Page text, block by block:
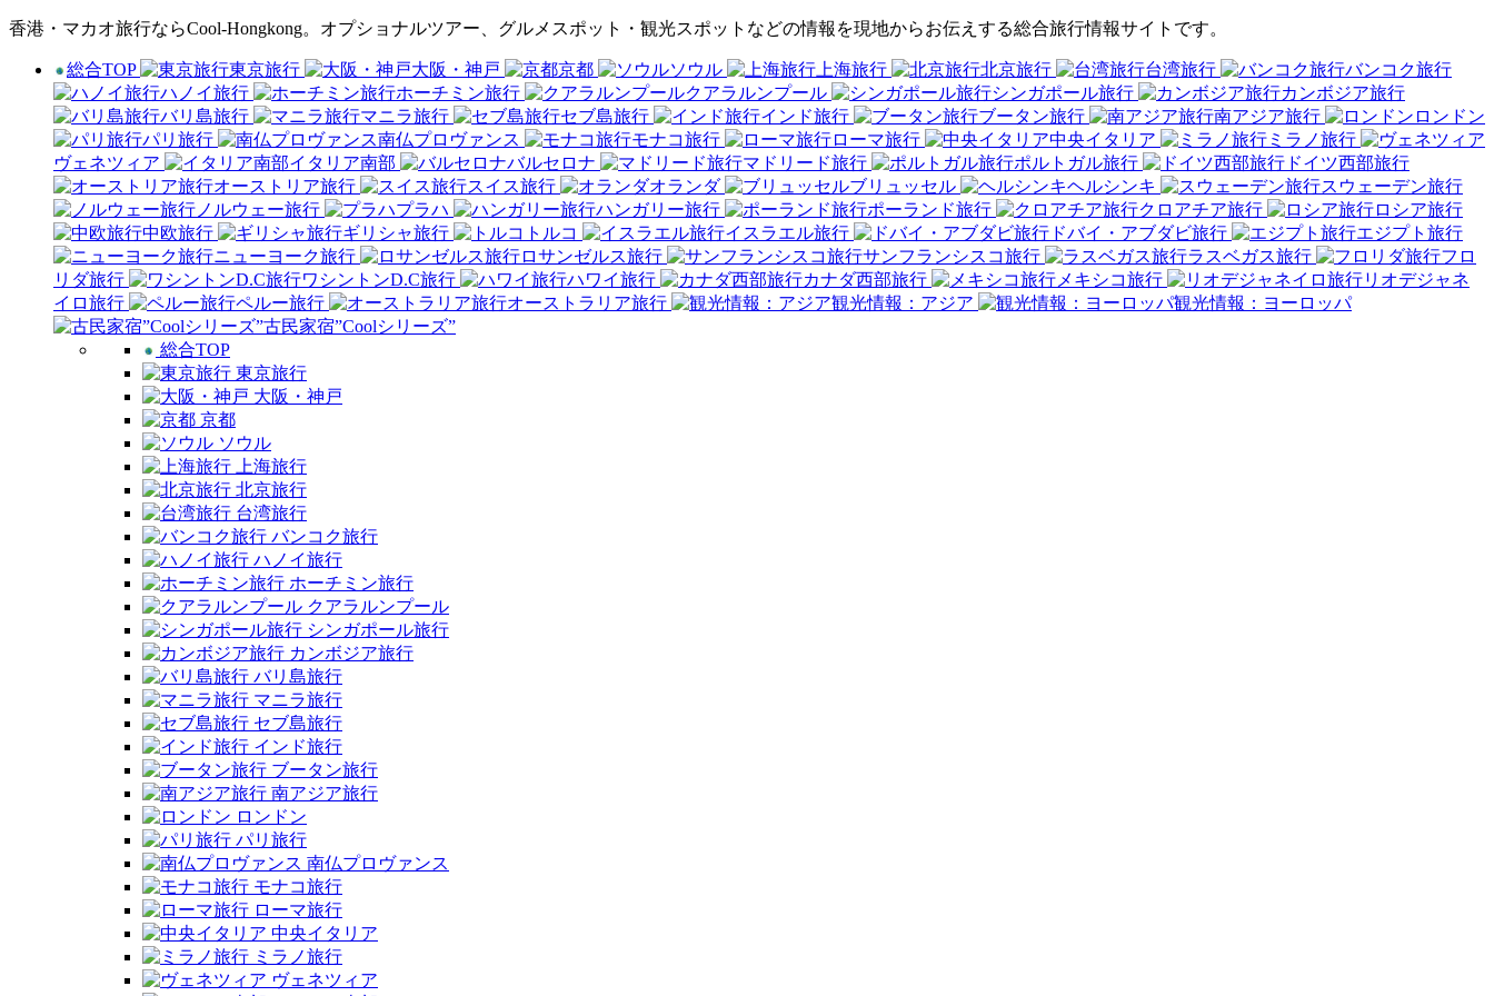
香港・マカオ旅行ならCool-Hongkong。オプショナルツアー、グルメスポット・観光スポットなどの情報を現地からお伝えする総合旅行情報サイトです。
総合TOP 東京旅行 大阪・神戸 京都 ソウル 上海旅行 北京旅行 台湾旅行
バンコク旅行
ハノイ旅行
ホーチミン旅行 クアラルンプール シンガポール旅行
カンボジア旅行
バリ島旅行
マニラ旅行 セブ島旅行 インド旅行 ブータン旅行 南アジア旅行
ロンドン
パリ旅行
南仏プロヴァンス モナコ旅行 ローマ旅行 中央イタリア
ミラノ旅行
ヴェネツィア
イタリア南部 バルセロナ マドリード旅行 ポルトガル旅行
ドイツ西部旅行
オーストリア旅行
スイス旅行 オランダ ブリュッセル ヘルシンキ
スウェーデン旅行
ノルウェー旅行
プラハ ハンガリー旅行 ポーランド旅行 クロアチア旅行
ロシア旅行
中欧旅行
ギリシャ旅行 トルコ イスラエル旅行 ドバイ・アブダビ旅行
エジプト旅行
ニューヨーク旅行
ロサンゼルス旅行 サンフランシスコ旅行 ラスベガス旅行
フロ
リダ旅行
ワシントンD.C旅行 ハワイ旅行 カナダ西部旅行 メキシコ旅行
リオデジャネ
イロ旅行
ペルー旅行 オーストラリア旅行 観光情報：アジア
観光情報：ヨーロッパ
古民家宿”Coolシリーズ”
総合TOP
東京旅行
大阪・神戸
京都
ソウル
上海旅行
北京旅行
台湾旅行
バンコク旅行
ハノイ旅行
ホーチミン旅行
クアラルンプール
シンガポール旅行
カンボジア旅行
バリ島旅行
マニラ旅行
セブ島旅行
インド旅行
ブータン旅行
南アジア旅行
ロンドン
パリ旅行
南仏プロヴァンス
モナコ旅行
ローマ旅行
中央イタリア
ミラノ旅行
ヴェネツィア